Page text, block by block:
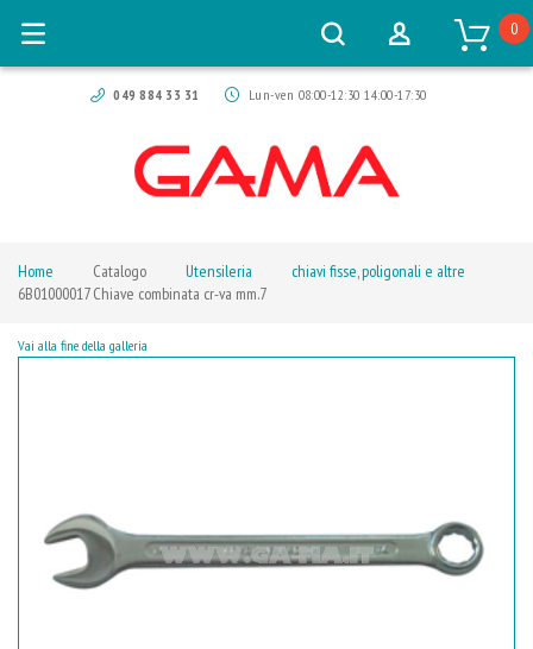
049 884 33 31 Lun-ven 08:00-12:30 14:00-17:30
0
Home Catalogo Utensileria
chiavi fisse, poligonali e altre
6B01000017 Chiave combinata cr-va mm.7
Vai alla fine della galleria